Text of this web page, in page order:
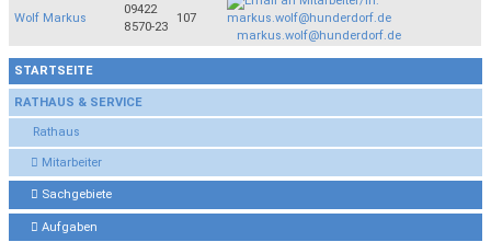
STARTSEITE
RATHAUS & SERVICE
Rathaus
Mitarbeiter
Sachgebiete
Aufgaben
Wolf Markus
09422
8570-23
107
markus.wolf@hunderdorf.de